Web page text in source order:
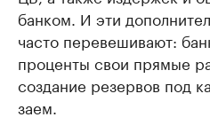
банком. И эти
часто перевешивают:
проценты свои прямые
создание резервов под
заем.